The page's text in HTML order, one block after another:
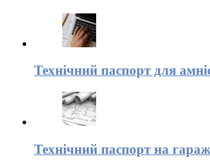
Технічний паспорт для
Технічний паспорт на гараж